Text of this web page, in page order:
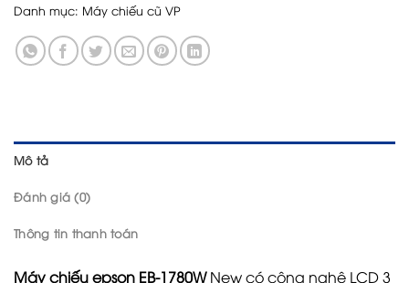
Danh mục: Máy chiếu cũ VP
Mô tả
Đánh giá (0)
Thông tin thanh toán
Máy chiếu epson EB-1780WNew có công nghệ LCD 3